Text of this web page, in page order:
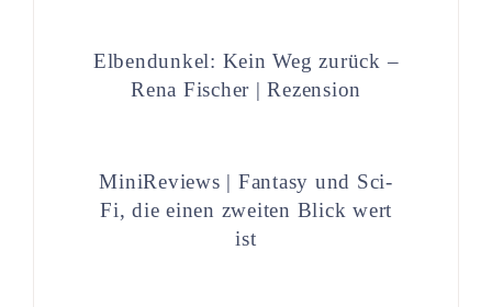
Elbendunkel: Kein Weg zurück –
Rena Fischer | Rezension
MiniReviews | Fantasy und Sci-
Fi, die einen zweiten Blick wert
ist